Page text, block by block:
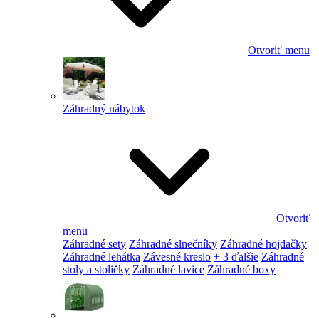
Otvoriť menu
Záhradný nábytok
Otvoriť
menu
Záhradné sety Záhradné slnečníky Záhradné hojdačky
Záhradné lehátka Závesné kreslo + 3 ďalšie Záhradné
stoly a stoličky Záhradné lavice Záhradné boxy